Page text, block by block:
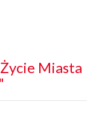
Miasta